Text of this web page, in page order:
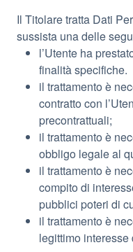
Il Titolare tratta Dati
sussista una delle
l’Utente ha
finalità specifiche.
il trattamento è
contratto con
precontrattuali;
il trattamento è
obbligo legale al
il trattamento è
compito di
pubblici poteri di
il trattamento è
legittimo